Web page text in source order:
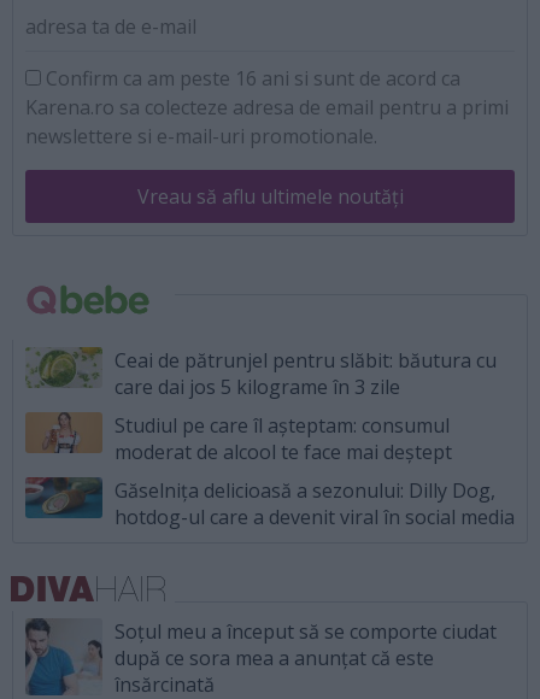
adresa ta de e-mail
Confirm ca am peste 16 ani si sunt de acord ca
Karena.ro sa colecteze adresa de email pentru a primi
newslettere si e-mail-uri promotionale.
Vreau să aflu ultimele noutăți
Ceai de pătrunjel pentru slăbit: băutura cu
care dai jos 5 kilograme în 3 zile
Studiul pe care îl așteptam: consumul
moderat de alcool te face mai deștept
Găselnița delicioasă a sezonului: Dilly Dog,
hotdog-ul care a devenit viral în social media
Soțul meu a început să se comporte ciudat
după ce sora mea a anunțat că este
însărcinată